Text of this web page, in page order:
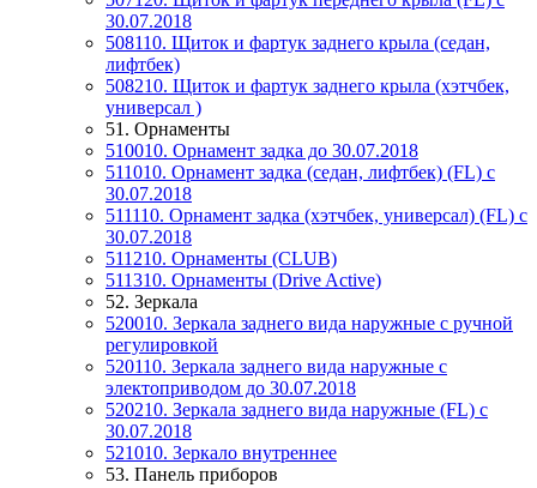
30.07.2018
508110. Щиток и фартук заднего крыла (седан,
лифтбек)
508210. Щиток и фартук заднего крыла (хэтчбек,
универсал )
51. Орнаменты
510010. Орнамент задка до 30.07.2018
511010. Орнамент задка (седан, лифтбек) (FL) c
30.07.2018
511110. Орнамент задка (хэтчбек, универсал) (FL) c
30.07.2018
511210. Орнаменты (CLUB)
511310. Орнаменты (Drive Active)
52. Зеркала
520010. Зеркала заднего вида наружные с ручной
регулировкой
520110. Зеркала заднего вида наружные с
электоприводом до 30.07.2018
520210. Зеркала заднего вида наружные (FL) c
30.07.2018
521010. Зеркало внутреннее
53. Панель приборов